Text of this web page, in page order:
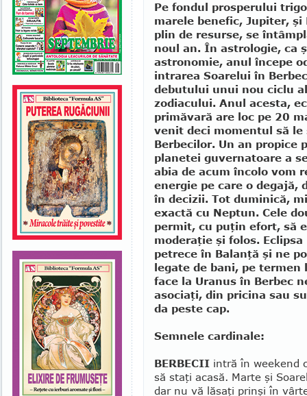
Pe fondul prosperului
marele be­nefic, Jupiter, şi
plin de resurse, se
noul an. În astrologie, ca
astronomie, anul începe
intrarea Soarelui în
debutului unui nou ciclu
zodiacului. Anul acesta,
primăvară are loc pe 20
venit deci momentul să
Berbecilor. Un an
planetei gu­­ver­natoare a
abia de acum încolo vom
energie pe care o
în decizii. Tot duminică,
exactă cu Neptun. Cele
permit, cu puţin efort, să
moderaţie şi folos.
pe­trece în Balanţă şi ne
le­gate de bani, pe termen
face la Uranus în Berbec
asociaţi, din pricina sau
da peste cap.
Semnele cardinale:
BERBECII intră în weekend
să staţi acasă. Marte şi
dar nu vă lăsaţi prinşi în